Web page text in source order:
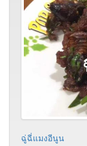
ฉู่ฉี่แมงอีนูน